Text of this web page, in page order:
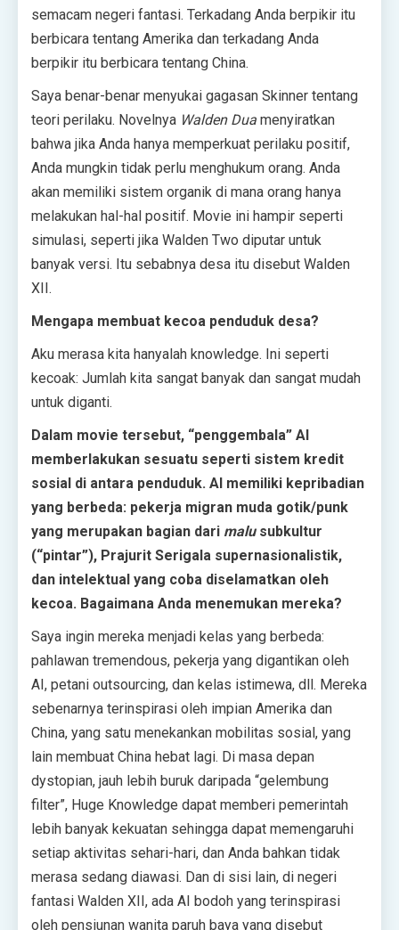
semacam negeri fantasi. Terkadang Anda berpikir itu
berbicara tentang Amerika dan terkadang Anda
berpikir itu berbicara tentang China.
Saya benar-benar menyukai gagasan Skinner tentang
teori perilaku. Novelnya Walden Dua menyiratkan
bahwa jika Anda hanya memperkuat perilaku positif,
Anda mungkin tidak perlu menghukum orang. Anda
akan memiliki sistem organik di mana orang hanya
melakukan hal-hal positif. Movie ini hampir seperti
simulasi, seperti jika Walden Two diputar untuk
banyak versi. Itu sebabnya desa itu disebut Walden
XII.
Mengapa membuat kecoa penduduk desa?
Aku merasa kita hanyalah knowledge. Ini seperti
kecoak: Jumlah kita sangat banyak dan sangat mudah
untuk diganti.
Dalam movie tersebut, “penggembala” AI
memberlakukan sesuatu seperti sistem kredit
sosial di antara penduduk. AI memiliki kepribadian
yang berbeda: pekerja migran muda gotik/punk
yang merupakan bagian dari malu subkultur
(“pintar”), Prajurit Serigala supernasionalistik,
dan intelektual yang coba diselamatkan oleh
kecoa. Bagaimana Anda menemukan mereka?
Saya ingin mereka menjadi kelas yang berbeda:
pahlawan tremendous, pekerja yang digantikan oleh
AI, petani outsourcing, dan kelas istimewa, dll. Mereka
sebenarnya terinspirasi oleh impian Amerika dan
China, yang satu menekankan mobilitas sosial, yang
lain membuat China hebat lagi. Di masa depan
dystopian, jauh lebih buruk daripada “gelembung
filter”, Huge Knowledge dapat memberi pemerintah
lebih banyak kekuatan sehingga dapat memengaruhi
setiap aktivitas sehari-hari, dan Anda bahkan tidak
merasa sedang diawasi. Dan di sisi lain, di negeri
fantasi Walden XII, ada AI bodoh yang terinspirasi
oleh pensiunan wanita paruh baya yang disebut